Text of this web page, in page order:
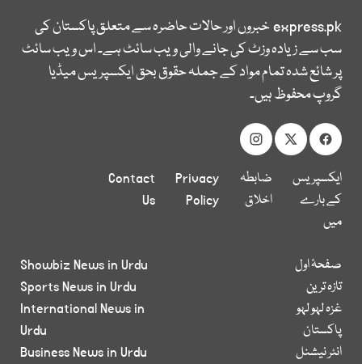
express.pkخبروں اور حالات حاضرہ سے متعلق پاکستان کی
سب سے زیادہ وزٹ کی جانے والی ویب سائٹ ہے۔ اس ویب سائٹ
پر شائع شدہ تمام مواد کے جملہ حقوق بحق ایکسپریس میڈیا
گروپ محفوظ ہیں۔
ایکسپریس
کے بارے
میں
ضابطہ
اخلاق
Privacy
Policy
Contact
Us
صفحۂ اول
تازہ ترین
غزہ لہو لہو
پاکستان
انٹر نیشنل
Showbiz News in Urdu
Sports News in Urdu
International News in
Urdu
Business News in Urdu